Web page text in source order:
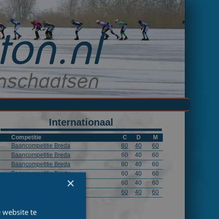
Internationaal
Competitie C D
M
Baancompetitie Breda 60 40
60
Baancompetitie Breda 60 40
60
Baancompetitie Breda 60 40
60
Baancompetitie Breda 60 40
60
Baancompetitie Breda 60 40
60
60 40 60
×
website te